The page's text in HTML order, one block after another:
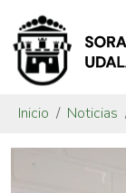
Inicio Noticias